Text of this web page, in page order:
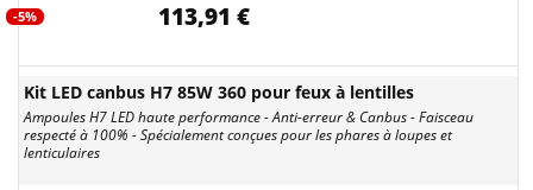
-5% 113,91 €
Kit LED canbus H7 85W 360 pour feux à lentilles
Ampoules H7 LED haute performance - Anti-erreur & Canbus - Faisceau
respecté à 100% - Spécialement conçues pour les phares à loupes et
lenticulaires